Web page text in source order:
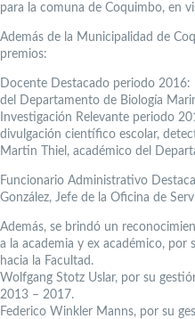
para la comuna de Coquimbo, en
Además de la Municipalidad de
premios:
Docente Destacado periodo
del Departamento de Biología
Investigación Relevante periodo
divulgación científico escolar,
Martin Thiel, académico del
Funcionario Administrativo
González, Jefe de la Oficina de
Además, se brindó un
a la academia y ex académico,
hacia la Facultad.
Wolfgang Stotz Uslar, por su
2013 – 2017.
Federico Winkler Manns, por su